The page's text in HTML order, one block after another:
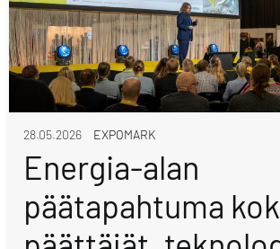
28.05.2026 EXPOMARK
Energia-alan
päätapahtuma